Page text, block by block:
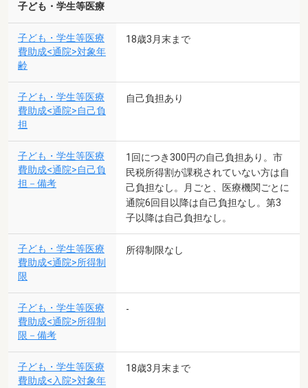
子ども・学生等医療
子ども・学生等医療
費助成<通院>対象年
齢
18歳3月末まで
子ども・学生等医療
費助成<通院>自己負
担
自己負担あり
子ども・学生等医療
費助成<通院>自己負
担－備考
1回につき300円の自己負担あり。市
民税所得割が課税されていない方は自
己負担なし。月ごと、医療機関ごとに
通院6回目以降は自己負担なし。第3
子以降は自己負担なし。
子ども・学生等医療
費助成<通院>所得制
限
所得制限なし
子ども・学生等医療
費助成<通院>所得制
限－備考
-
子ども・学生等医療
費助成<入院>対象年
18歳3月末まで